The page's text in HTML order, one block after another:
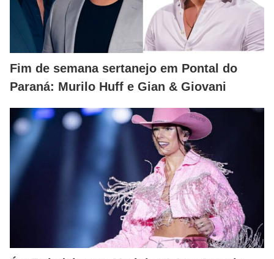
Fim de semana sertanejo em Pontal do
Paraná: Murilo Huff e Gian & Giovani